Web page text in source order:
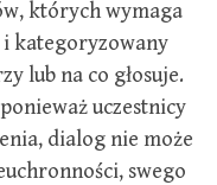
których wymaga
kategoryzowany
lub na co głosuje.
uczestnicy
dialog nie może
swego